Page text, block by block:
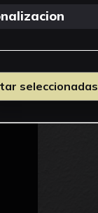
seleccionadas